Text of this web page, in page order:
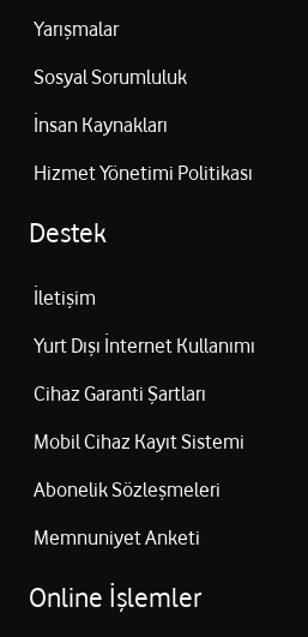
Firmanın bu bilgileri değiştirmek
mail ile talepte bulunması ile birlikte
gönderileir.
Yarışmalar
Sosyal Sorumluluk
İnsan Kaynakları
Hizmet Yönetimi Politikası
Destek
İletişim
Yurt Dışı İnternet Kullanımı
Cihaz Garanti Şartları
Mobil Cihaz Kayıt Sistemi
Abonelik Sözleşmeleri
Memnuniyet Anketi
Online İşlemler